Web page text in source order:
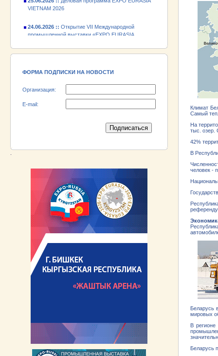
промышленной выставки «EXPO EURASIA
VIETNAM 2026»
ФОРМА ПОДПИСКИ НА НОВОСТИ
Организация:
E-mail:
Климат
Самый
На
тыс. озер.
42%
В
человек -
Беларусь
мировых
В
Беларусь